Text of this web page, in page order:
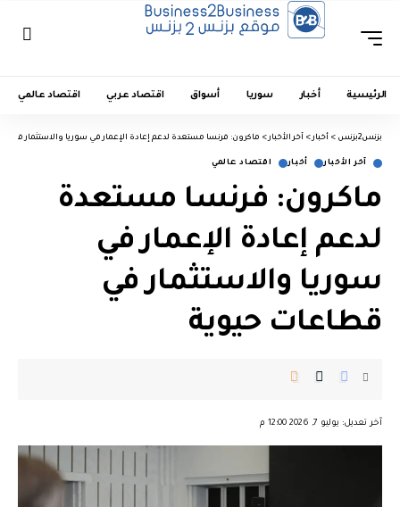
الرئيسية أخبار سوريا أسواق اقتصاد عربي اقتصاد عالمي
بزنس2بزنس > أخبار > آخر الأخبار > ماكرون: فرنسا مستعدة لدعم إعادة الإعمار في سوريا والاستثمار في
آخر الأخبار أخبار اقتصاد عالمي
ماكرون: فرنسا مستعدة
لدعم إعادة الإعمار في
سوريا والاستثمار في
قطاعات حيوية
آخر تعديل: يوليو 7, 2026 12:00 م